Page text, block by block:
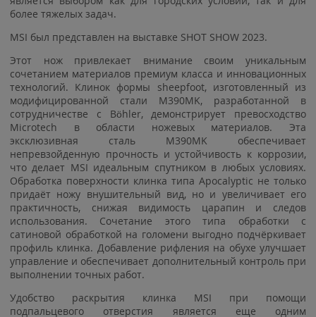
более тяжелых задач.
MSI был представлен на выставке SHOT SHOW 2023.
Этот нож привлекает внимание своим уникальным
сочетанием материалов премиум класса и инновационных
технологий. Клинок формы sheepfoot, изготовленный из
модифицированной стали M390MK, разработанной в
сотрудничестве с Böhler, демонстрирует превосходство
Microtech в области ножевых материалов. Эта
эксклюзивная сталь M390MK обеспечивает
непревзойденную прочность и устойчивость к коррозии,
что делает MSI идеальным спутником в любых условиях.
Обработка поверхности клинка типа Apocalyptic не только
придаёт ножу внушительный вид, но и увеличивает его
практичность, снижая видимость царапин и следов
использования. Сочетание этого типа обработки с
сатиновой обработкой на голомени выгодно подчёркивает
профиль клинка. Добавление рифления на обухе улучшает
управление и обеспечивает дополнительный контроль при
выполнении точных работ.
Удобство раскрытия клинка MSI при помощи
подпальцевого отверстия является еще одним